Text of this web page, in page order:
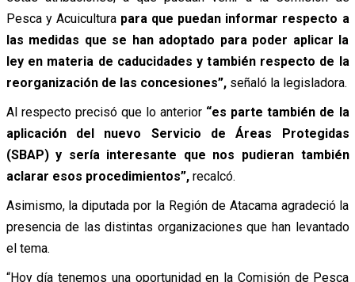
Pesca y Acuicultura para que puedan informar respecto a
las medidas que se han adoptado para poder aplicar la
ley en materia de caducidades y también respecto de la
reorganización de las concesiones”,señaló la legisladora.
Al respecto precisó que lo anterior “es parte también de la
aplicación del nuevo Servicio de Áreas Protegidas
(SBAP) y sería interesante que nos pudieran también
aclarar esos procedimientos”,recalcó.
Asimismo, la diputada por la Región de Atacama agradeció la
presencia de las distintas organizaciones que han levantado
el tema.
“Hoy día tenemos una oportunidad en la Comisión de Pesca